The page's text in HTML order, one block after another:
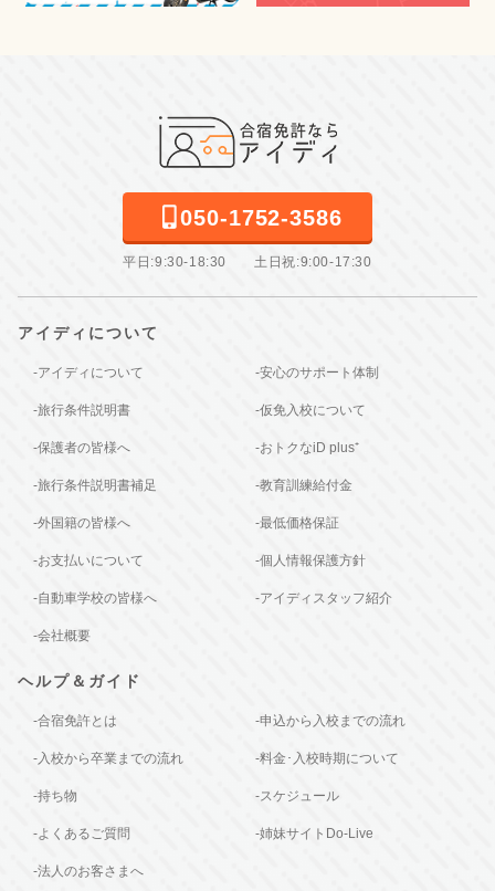
050-1752-3586
平日:9:30-18:30 土日祝:9:00-17:30
アイディについて
-アイディについて -安心のサポート体制
-旅行条件説明書 -仮免入校について
-保護者の皆様へ -おトクなiD plus⁺
-旅行条件説明書補足 -教育訓練給付金
-外国籍の皆様へ -最低価格保証
-お支払いについて -個人情報保護方針
-自動車学校の皆様へ -アイディスタッフ紹介
-会社概要
ヘルプ＆ガイド
-合宿免許とは -申込から入校までの流れ
-入校から卒業までの流れ -料金･入校時期について
-持ち物 -スケジュール
-よくあるご質問 -姉妹サイトDo-Live
-法人のお客さまへ